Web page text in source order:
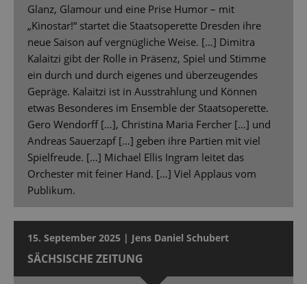
Glanz, Glamour und eine Prise Humor – mit
„Kinostar!“ startet die Staatsoperette Dresden ihre
neue Saison auf vergnügliche Weise. […] Dimitra
Kalaitzi gibt der Rolle in Präsenz, Spiel und Stimme
ein durch und durch eigenes und überzeugendes
Gepräge. Kalaitzi ist in Ausstrahlung und Können
etwas Besonderes im Ensemble der Staatsoperette.
Gero Wendorff […], Christina Maria Fercher […] und
Andreas Sauerzapf […] geben ihre Partien mit viel
Spielfreude. […] Michael Ellis Ingram leitet das
Orchester mit feiner Hand. […] Viel Applaus vom
Publikum.
15. September 2025 | Jens Daniel Schubert
SÄCHSISCHE ZEITUNG